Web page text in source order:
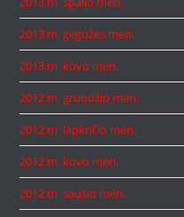
2013 m. gegužės mėn.
2013 m. kovo mėn.
2012 m. gruodžio mėn.
2012 m. lapkričio mėn.
2012 m. kovo mėn.
2012 m. sausio mėn.